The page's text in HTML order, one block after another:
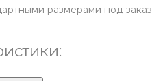
размерами под заказ